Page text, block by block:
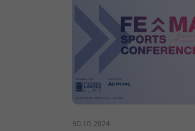
30.10.2024